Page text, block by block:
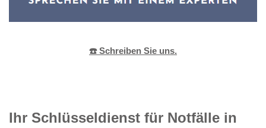
☎️ Schreiben Sie uns.
Ihr Schlüsseldienst für Notfälle in